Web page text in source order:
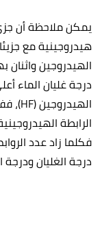
هيدروجينية مع
الهيدروجين
درجة غليان الماء
الهيدروجين (HF)، ففي حالة الأمونيا (NH
الرابطة
فكلما زاد عدد
درجة الغليان ودرجة